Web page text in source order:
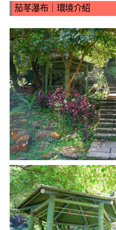
茄苳瀑布｜環境介紹